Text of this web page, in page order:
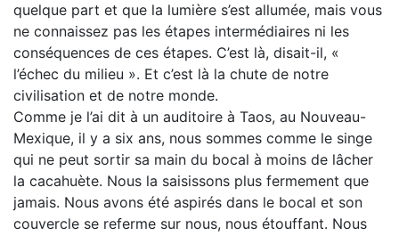
quelque part et que la lumière s’est allumée, mais vous
ne connaissez pas les étapes intermédiaires ni les
conséquences de ces étapes. C’est là, disait-il, «
l’échec du milieu ». Et c’est là la chute de notre
civilisation et de notre monde.
Comme je l’ai dit à un auditoire à Taos, au Nouveau-
Mexique, il y a six ans, nous sommes comme le singe
qui ne peut sortir sa main du bocal à moins de lâcher
la cacahuète. Nous la saisissons plus fermement que
jamais. Nous avons été aspirés dans le bocal et son
couvercle se referme sur nous, nous étouffant. Nous